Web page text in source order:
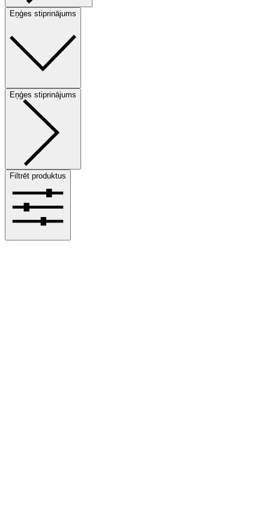
Eņģes stiprinājums
Eņģes stiprinājums
Filtrēt produktus